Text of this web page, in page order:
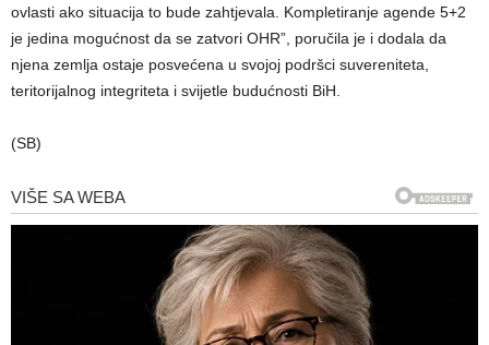
ovlasti ako situacija to bude zahtjevala. Kompletiranje agende 5+2
je jedina mogućnost da se zatvori OHR”, poručila je i dodala da
njena zemlja ostaje posvećena u svojoj podršci suvereniteta,
teritorijalnog integriteta i svijetle budućnosti BiH.
(SB)